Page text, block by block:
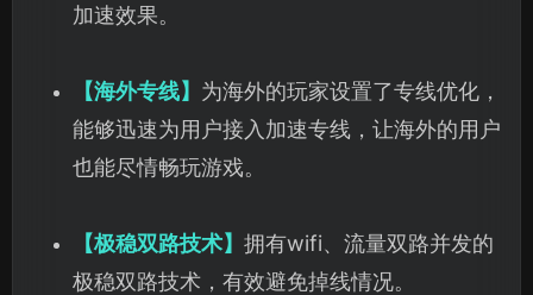
加速效果。
【海外专线】 为海外的玩家设置了专线优化，
能够迅速为用户接入加速专线，让海外的用户
也能尽情畅玩游戏。
【极稳双路技术】 拥有wifi、流量双路并发的
极稳双路技术，有效避免掉线情况。